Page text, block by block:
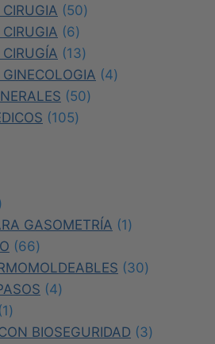
productos
5050
66
productos
1313
productos
44
5050
105105
GASOMETRÍA 11
6666
productos
3030
44
11
producto
BIOSEGURIDAD 33